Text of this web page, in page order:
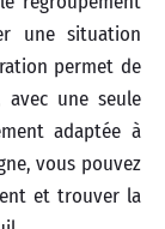
une situation
permet de
une seule
adaptée à
vous pouvez
et trouver la